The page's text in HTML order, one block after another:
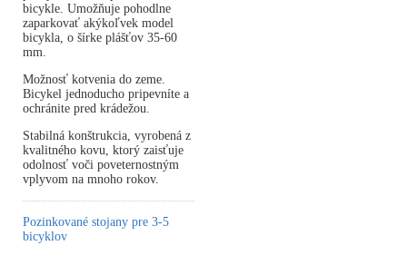
bicykle. Umožňuje pohodlne
zaparkovať akýkoľvek model
bicykla, o šírke plášťov 35-60
mm.
Možnosť kotvenia do zeme.
Bicykel jednoducho pripevníte a
ochránite pred krádežou.
Stabilná konštrukcia, vyrobená z
kvalitného kovu, ktorý zaisťuje
odolnosť voči poveternostným
vplyvom na mnoho rokov.
Pozinkované stojany pre 3-5
bicyklov